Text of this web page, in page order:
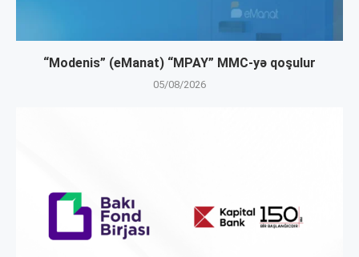
“Modenis” (eManat) “MPAY” MMC-yə qoşulur
05/08/2026